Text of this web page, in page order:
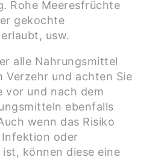
Rohe Meeresfrüchte
gekochte
usw.
alle Nahrungsmittel
Verzehr und achten Sie
vor und nach dem
ebenfalls
wenn das Risiko
oder
können diese eine